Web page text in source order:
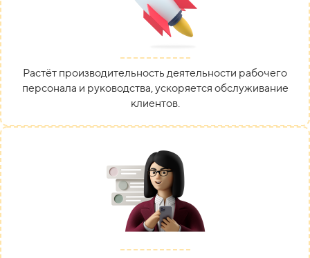
Растёт производительность деятельности рабочего
персонала и руководства, ускоряется обслуживание
клиентов.